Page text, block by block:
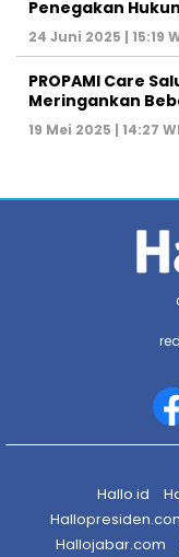
Penegakan
24 Juni 2025 | 15:19
PROPAMI Care
Meringankan
19 Mei 2025 | 14:27
Hallo.id
Hallojabar.com